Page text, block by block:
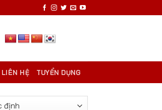
LIÊN HỆ TUYỂN DỤNG